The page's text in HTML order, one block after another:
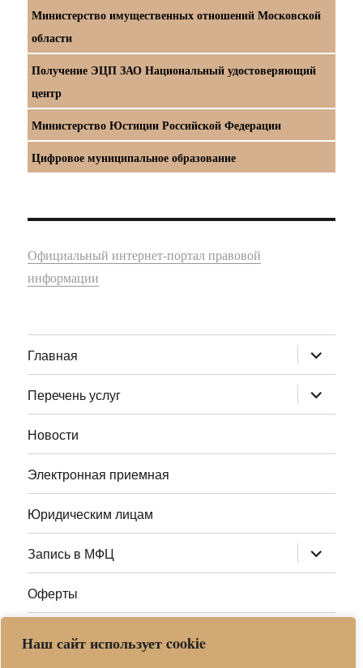
Наш сайт использует cookie
Министерство имущественных отношений Московской
области
Получение ЭЦП ЗАО Национальный удостоверяющий
центр
Министерство Юстиции Российской Федерации
Цифровое муниципальное образование
Официальный интернет-портал правовой
информации
Главная раскрыть
дочернее
меню
Перечень услуг
раскрыть
дочернее
меню
Новости
Электронная приемная
Юридическим лицам
Запись в МФЦ раскрыть
дочернее
меню
Оферты